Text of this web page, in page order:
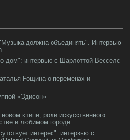
должна объединять". Интервью
дом": интервью с Шарлоттой Весселс
Рощина о переменах и
«Эдисон»
клипе, роли искусственного
и любимом городе
интерес": интервью с